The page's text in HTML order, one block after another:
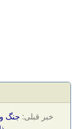
خبر قبلی: جنگ